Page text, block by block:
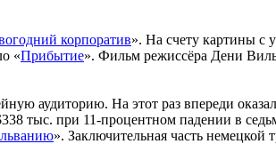
корпоратив». На счету картины с
«Прибытие». Фильм режиссёра Дени
аудиторию. На этот раз впереди
тыс. при 11-процентном падении в
». Заключительная часть